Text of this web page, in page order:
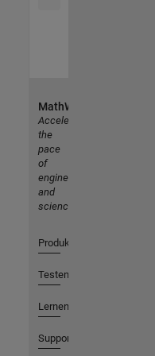
MathWorks
Accelerating
the
pace
of
engineering
and
science
Produkte
Testen oder Kaufen
Lernen
Support